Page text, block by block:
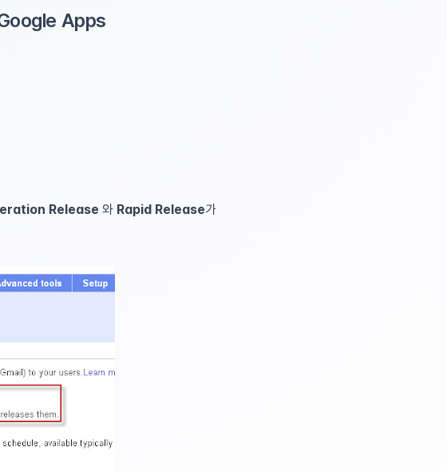
Apps
Release 와 Rapid Release가